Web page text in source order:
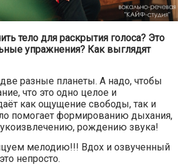
тело для раскрытия голоса? Это
упражнения? Как выглядят
разные планеты. А надо, чтобы
что это одно целое и
как ощущение свободы, так и
помогает формированию дыхания,
рождению звука!
мелодию!!! Вдох и озвученный
непросто.